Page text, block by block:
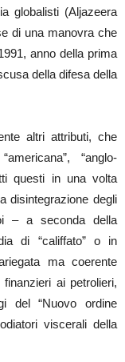
globalisti (Aljazeera
di una manovra che
anno della prima
della difesa della
altri attributi, che
“anglo-
questi in una volta
disintegrazione degli
– a seconda della
di “califfato” o in
ma coerente
ai petrolieri,
del “Nuovo ordine
viscerali della